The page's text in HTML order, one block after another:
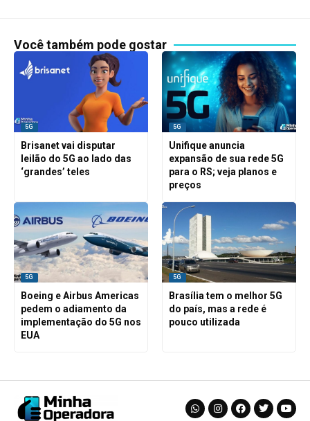
Você também pode gostar
5G
Brisanet vai disputar
leilão do 5G ao lado das
‘grandes’ teles
5G
Unifique anuncia
expansão de sua rede 5G
para o RS; veja planos e
preços
5G
Boeing e Airbus Americas
pedem o adiamento da
implementação do 5G nos
EUA
5G
Brasília tem o melhor 5G
do país, mas a rede é
pouco utilizada